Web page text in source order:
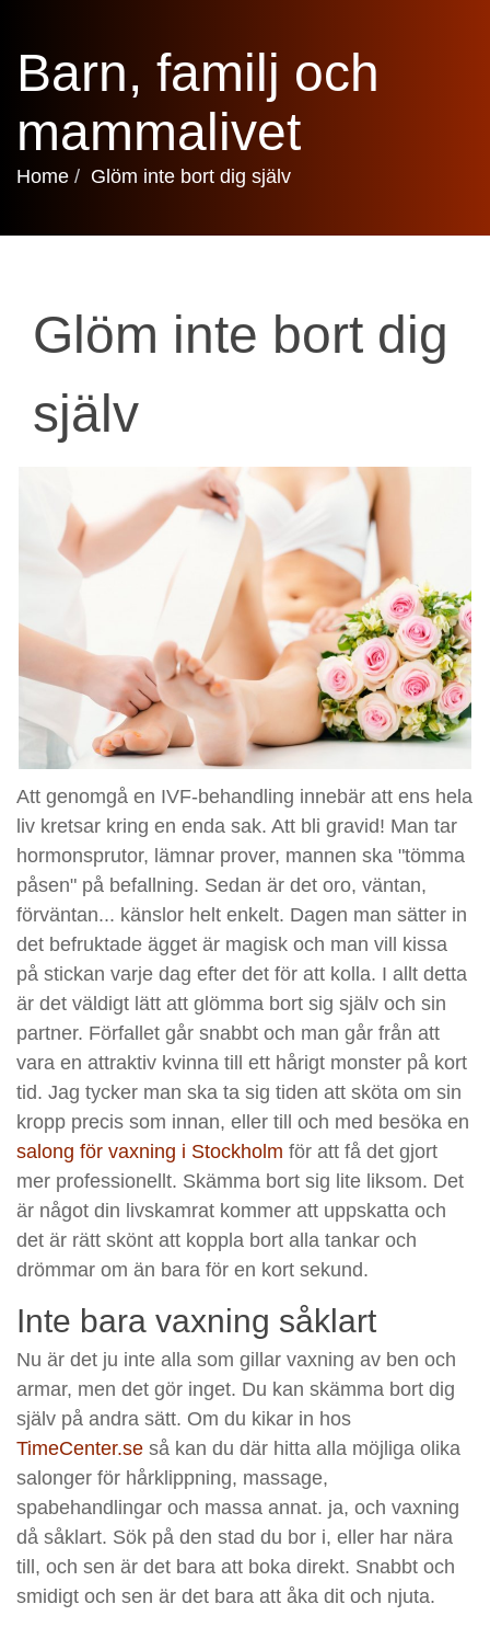
Barn, familj och
mammalivet
Home Glöm inte bort dig själv
Glöm inte bort dig
själv
Att genomgå en IVF-behandling innebär att ens hela
liv kretsar kring en enda sak. Att bli gravid! Man tar
hormonsprutor, lämnar prover, mannen ska "tömma
påsen" på befallning. Sedan är det oro, väntan,
förväntan... känslor helt enkelt. Dagen man sätter in
det befruktade ägget är magisk och man vill kissa
på stickan varje dag efter det för att kolla. I allt detta
är det väldigt lätt att glömma bort sig själv och sin
partner. Förfallet går snabbt och man går från att
vara en attraktiv kvinna till ett hårigt monster på kort
tid. Jag tycker man ska ta sig tiden att sköta om sin
kropp precis som innan, eller till och med besöka en
salong för vaxning i Stockholm för att få det gjort
mer professionellt. Skämma bort sig lite liksom. Det
är något din livskamrat kommer att uppskatta och
det är rätt skönt att koppla bort alla tankar och
drömmar om än bara för en kort sekund.
Inte bara vaxning såklart
Nu är det ju inte alla som gillar vaxning av ben och
armar, men det gör inget. Du kan skämma bort dig
själv på andra sätt. Om du kikar in hos
TimeCenter.se så kan du där hitta alla möjliga olika
salonger för hårklippning, massage,
spabehandlingar och massa annat. ja, och vaxning
då såklart. Sök på den stad du bor i, eller har nära
till, och sen är det bara att boka direkt. Snabbt och
smidigt och sen är det bara att åka dit och njuta.